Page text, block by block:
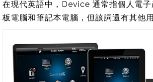
在現代英語中，Device 通常指個人電
板電腦和筆記本電腦，但該詞還有其他用